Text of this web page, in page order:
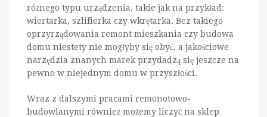
różnego typu urządzenia, takie jak na przykład:
wiertarka, szlifierka czy wkrętarka. Bez takiego
oprzyrządowania remont mieszkania czy budowa
domu niestety nie mogłyby się obyć, a jakościowe
narzędzia znanych marek przydadzą się jeszcze na
pewno w niejednym domu w przyszłości.
Wraz z dalszymi pracami remonotowo-
budowlanymi również możemy liczyć na sklep